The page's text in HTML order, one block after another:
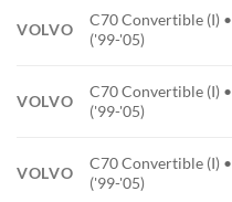
VOLVO
C70 Convertible (I) •
('99-'05)
VOLVO
C70 Convertible (I) •
('99-'05)
VOLVO
C70 Convertible (I) •
('99-'05)